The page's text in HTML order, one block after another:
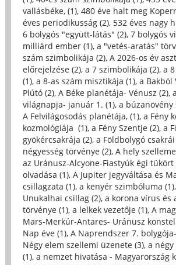
vallásbéke, (1), 480 éve halt meg
éves periodikusság (2), 532 éves nagy
6 bolygós "együtt-látás" (2), 7 bolygós
milliárd ember (1), a "vetés-aratás"
szám szimbolikája (2), A 2026-os év
előrejelzése (2), a 7 szimbolikája (2), a
(1), a 8-as szám misztikája (1), a Bakból
Plútó (2), A Béke planétája- Vénusz (2),
világnapja- január 1. (1), a búzanövény
A Felvilágosodás planétája, (1), a Fény
kozmológiája (1), a Fény Szentje (2), a
gyökércsakrája (2), a Földbolygó csakrái
négyesség törvénye (2), A hely
az Uránusz-Alcyone-Fiastyúk égi tükört
olvadása (1), A Jupiter jegyváltása és
csillagzata (1), a kenyér szimbóluma (1),
Unukalhai csillag (2), a korona vírus és
törvénye (1), a lelkek vezetője (1), A
Mars-Merkúr-Antares- Uránusz
Nap éve (1), A Naprendszer 7.
Négy elem szellemi üzenete (3), a
(1), a nemzet hivatása - Magyarország